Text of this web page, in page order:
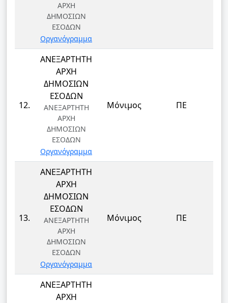
ΑΡΧΗ
ΔΗΜΟΣΙΩΝ
ΕΣΟΔΩΝ
Οργανόγραμμα
12.
ΑΝΕΞΑΡΤΗΤΗ
ΑΡΧΗ
ΔΗΜΟΣΙΩΝ
ΕΣΟΔΩΝ
ΑΝΕΞΑΡΤΗΤΗ
ΑΡΧΗ
ΔΗΜΟΣΙΩΝ
ΕΣΟΔΩΝ
Οργανόγραμμα
Μόνιμος ΠΕ
13.
ΑΝΕΞΑΡΤΗΤΗ
ΑΡΧΗ
ΔΗΜΟΣΙΩΝ
ΕΣΟΔΩΝ
ΑΝΕΞΑΡΤΗΤΗ
ΑΡΧΗ
ΔΗΜΟΣΙΩΝ
ΕΣΟΔΩΝ
Οργανόγραμμα
Μόνιμος ΠΕ
ΑΝΕΞΑΡΤΗΤΗ
ΑΡΧΗ